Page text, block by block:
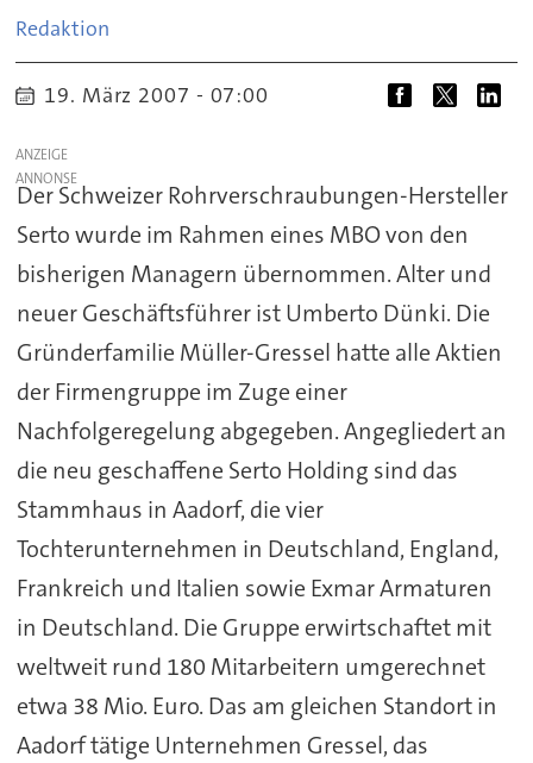
Redaktion
19. März 2007 - 07:00
ANZEIGE
Der Schweizer Rohrverschraubungen-Hersteller
Serto wurde im Rahmen eines MBO von den
bisherigen Managern übernommen. Alter und
neuer Geschäftsführer ist Umberto Dünki. Die
Gründerfamilie Müller-Gressel hatte alle Aktien
der Firmengruppe im Zuge einer
Nachfolgeregelung abgegeben. Angegliedert an
die neu geschaffene Serto Holding sind das
Stammhaus in Aadorf, die vier
Tochterunternehmen in Deutschland, England,
Frankreich und Italien sowie Exmar Armaturen
in Deutschland. Die Gruppe erwirtschaftet mit
weltweit rund 180 Mitarbeitern umgerechnet
etwa 38 Mio. Euro. Das am gleichen Standort in
Aadorf tätige Unternehmen Gressel, das